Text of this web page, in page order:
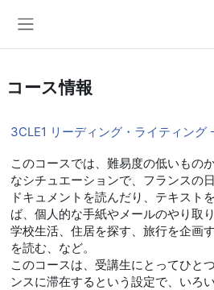
コース情報
3CLE1 リーディング・ライティング
このコースでは、難易度の低いもの
なシチュエーションで、フランスの
ドキュメントを読んだり、テキスト
ば、個人的な手紙やメールのやり取
学校生活、住居を探す、旅行を企画
を読む、など。
このコースは、受講生にとってひと
ンスに滞在するという設定で、いろ